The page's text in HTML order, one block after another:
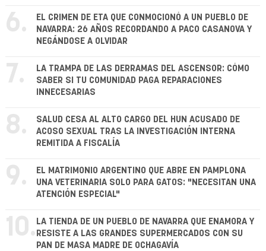
6.
EL CRIMEN DE ETA QUE CONMOCIONÓ A UN PUEBLO DE
NAVARRA: 26 AÑOS RECORDANDO A PACO CASANOVA Y
NEGÁNDOSE A OLVIDAR
7.
LA TRAMPA DE LAS DERRAMAS DEL ASCENSOR: CÓMO
SABER SI TU COMUNIDAD PAGA REPARACIONES
INNECESARIAS
8.
SALUD CESA AL ALTO CARGO DEL HUN ACUSADO DE
ACOSO SEXUAL TRAS LA INVESTIGACIÓN INTERNA
REMITIDA A FISCALÍA
9.
EL MATRIMONIO ARGENTINO QUE ABRE EN PAMPLONA
UNA VETERINARIA SOLO PARA GATOS: "NECESITAN UNA
ATENCIÓN ESPECIAL"
10. LA TIENDA DE UN PUEBLO DE NAVARRA QUE ENAMORA Y
RESISTE A LAS GRANDES SUPERMERCADOS CON SU
PAN DE MASA MADRE DE OCHAGAVÍA